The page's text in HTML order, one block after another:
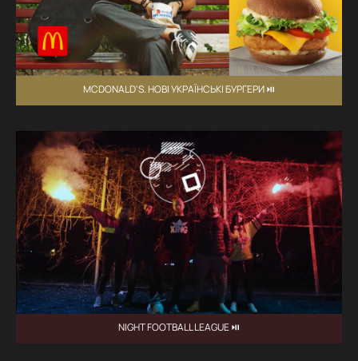
MCDONALD'S. НОВІ УКРАЇНСЬКІ БУРГЕРИ ⏯
NIGHT FOOTBALL LEAGUE ⏯